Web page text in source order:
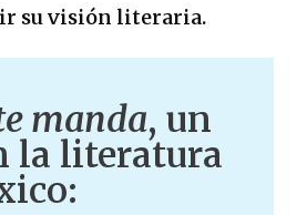
su visión literaria.
manda, un
la literatura